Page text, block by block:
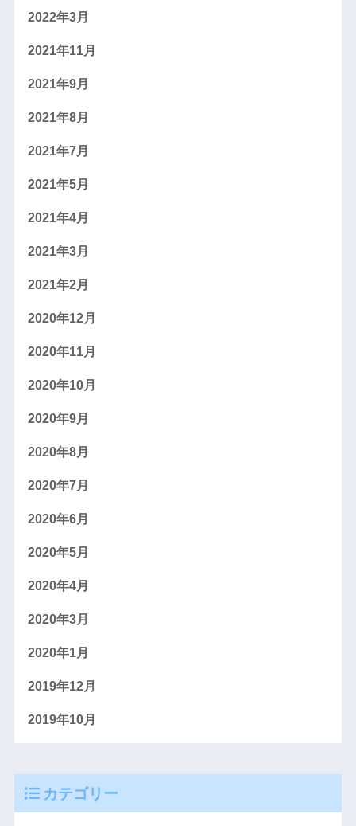
2022年3月
2021年11月
2021年9月
2021年8月
2021年7月
2021年5月
2021年4月
2021年3月
2021年2月
2020年12月
2020年11月
2020年10月
2020年9月
2020年8月
2020年7月
2020年6月
2020年5月
2020年4月
2020年3月
2020年1月
2019年12月
2019年10月
カテゴリー